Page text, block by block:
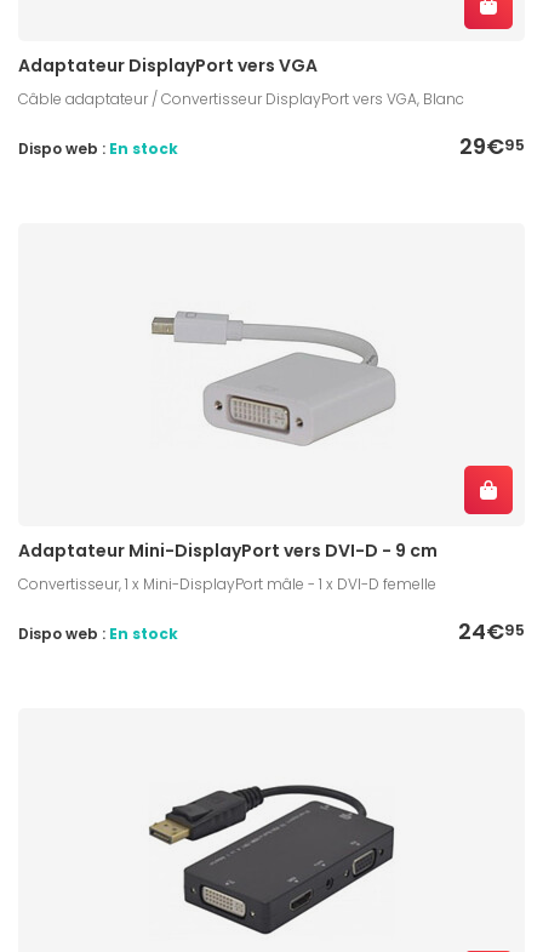
Adaptateur DisplayPort vers VGA
Câble adaptateur / Convertisseur DisplayPort vers VGA, Blanc
29€95
Dispo web : En stock
Adaptateur Mini-DisplayPort vers DVI-D - 9 cm
Convertisseur, 1 x Mini-DisplayPort mâle - 1 x DVI-D femelle
24€95
Dispo web : En stock